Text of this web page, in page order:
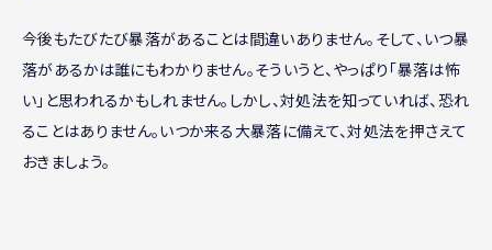
今後もたびたび暴落があることは間違いありません。そして、いつ暴
落があるかは誰にもわかりません。そういうと、やっぱり「暴落は怖
い」と思われるかもしれません。しかし、対処法を知っていれば、恐れ
ることはありません。いつか来る大暴落に備えて、対処法を押さえて
おきましょう。